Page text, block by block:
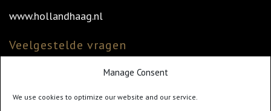
Manage Consent
We use cookies to optimize our website and our service.
www.hollandhaag.nl
Veelgestelde vragen
Veelgestelde vragen